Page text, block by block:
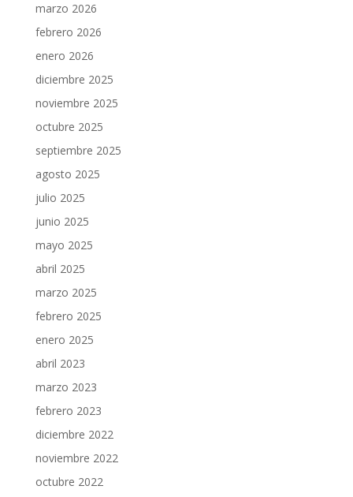
marzo 2026
febrero 2026
enero 2026
diciembre 2025
noviembre 2025
octubre 2025
septiembre 2025
agosto 2025
julio 2025
junio 2025
mayo 2025
abril 2025
marzo 2025
febrero 2025
enero 2025
abril 2023
marzo 2023
febrero 2023
diciembre 2022
noviembre 2022
octubre 2022